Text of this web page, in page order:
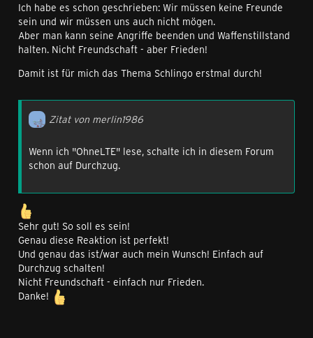
Ich habe es schon geschrieben: Wir müssen keine Freunde
sein und wir müssen uns auch nicht mögen.
Aber man kann seine Angriffe beenden und Waffenstillstand
halten. Nicht Freundschaft - aber Frieden!
Damit ist für mich das Thema Schlingo erstmal durch!
Zitat von merlin1986
Wenn ich "OhneLTE" lese, schalte ich in diesem Forum
schon auf Durchzug.
Sehr gut! So soll es sein!
Genau diese Reaktion ist perfekt!
Und genau das ist/war auch mein Wunsch! Einfach auf
Durchzug schalten!
Nicht Freundschaft - einfach nur Frieden.
Danke!